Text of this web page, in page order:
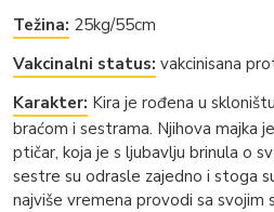
Težina: 25kg/55cm
Vakcinalni status: vakcinisana
Karakter: Kira je rođena u
braćom i sestrama. Njihova majka
ptičar, koja je s ljubavlju brinula o
sestre su odrasle zajedno i stoga
najviše vremena provodi sa svojim